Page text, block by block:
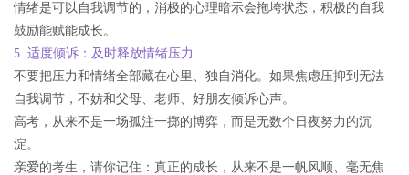
情绪是可以自我调节的，消极的心理暗示会拖垮状态，积极的自我
鼓励能赋能成长。
5. 适度倾诉：及时释放情绪压力
不要把压力和情绪全部藏在心里、独自消化。如果焦虑压抑到无法
自我调节，不妨和父母、老师、好朋友倾诉心声。
高考，从来不是一场孤注一掷的博弈，而是无数个日夜努力的沉
淀。
亲爱的考生，请你记住：真正的成长，从来不是一帆风顺、毫无焦